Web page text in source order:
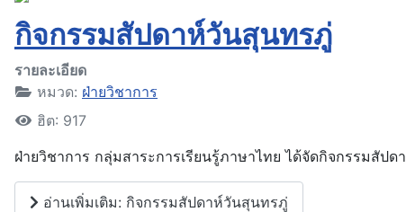
กิจกรรมสัปดาห์วันสุนทรภู่
รายละเอียด
หมวด: ฝ่ายวิชาการ
ฮิต: 917
ฝ่ายวิชาการ กลุ่มสาระการเรียนรู้ภาษาไทย ได้จัดกิจกรรมสั
อ่านเพิ่มเติม: กิจกรรมสัปดาห์วันสุนทรภู่